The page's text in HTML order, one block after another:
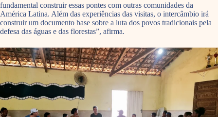
fundamental construir essas pontes com outras comunidades da
América Latina. Além das experiências das visitas, o intercâmbio irá
construir um documento base sobre a luta dos povos tradicionais pela
defesa das águas e das florestas”, afirma.